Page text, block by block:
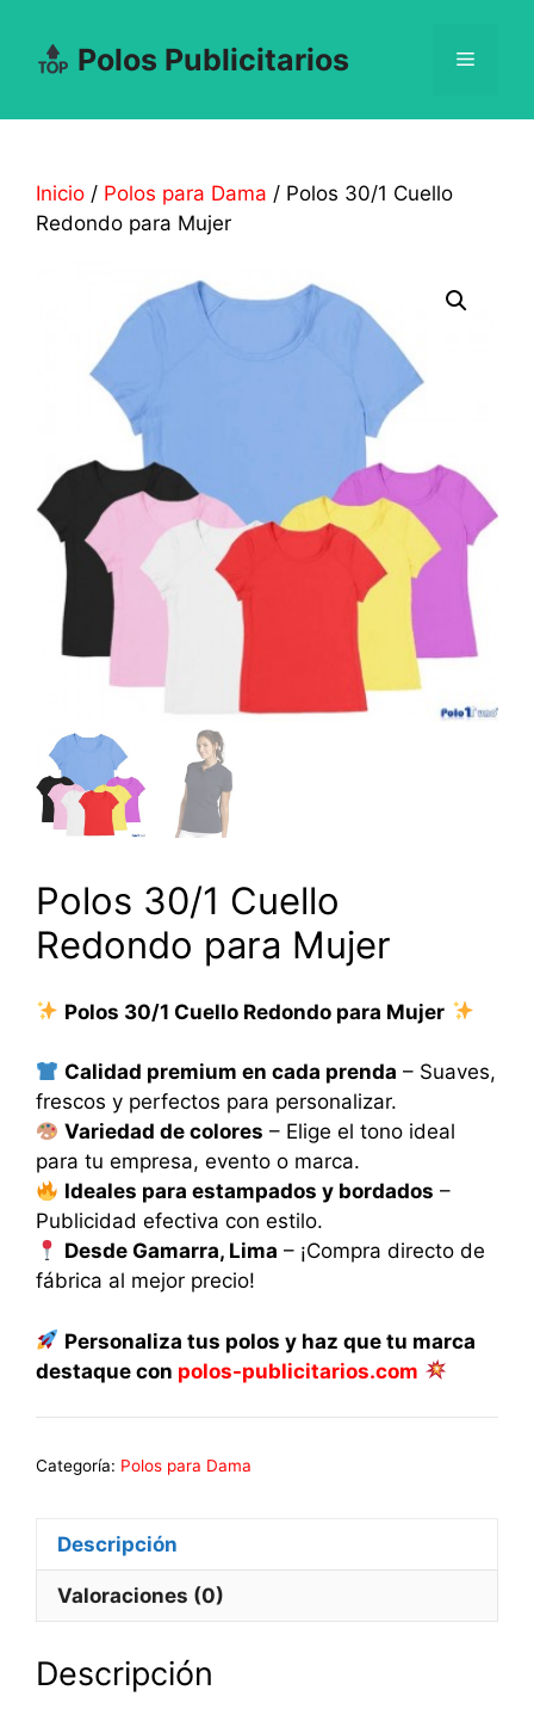
contenidoPolos Publicitarios Menú
Inicio / Polos para Dama / Polos 30/1 Cuello
Redondo para Mujer
Polos 30/1 Cuello
Redondo para Mujer
Polos 30/1 Cuello Redondo para Mujer
Calidad premium en cada prenda – Suaves,
frescos y perfectos para personalizar.
Variedad de colores – Elige el tono ideal
para tu empresa, evento o marca.
Ideales para estampados y bordados –
Publicidad efectiva con estilo.
Desde Gamarra, Lima – ¡Compra directo de
fábrica al mejor precio!
Personaliza tus polos y haz que tu marca
destaque con polos-publicitarios.com
Categoría: Polos para Dama
Descripción
Valoraciones (0)
Descripción